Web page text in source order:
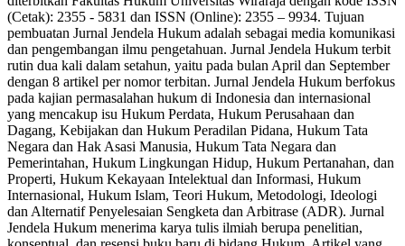
(Cetak): 2355 - 5831 dan ISSN (Online): 2355 – 9934. Tujuan
pembuatan Jurnal Jendela Hukum adalah sebagai media komunikasi
dan pengembangan ilmu pengetahuan. Jurnal Jendela Hukum terbit
rutin dua kali dalam setahun, yaitu pada bulan April dan September
dengan 8 artikel per nomor terbitan. Jurnal Jendela Hukum berfokus
pada kajian permasalahan hukum di Indonesia dan internasional
yang mencakup isu Hukum Perdata, Hukum Perusahaan dan
Dagang, Kebijakan dan Hukum Peradilan Pidana, Hukum Tata
Negara dan Hak Asasi Manusia, Hukum Tata Negara dan
Pemerintahan, Hukum Lingkungan Hidup, Hukum Pertanahan, dan
Properti, Hukum Kekayaan Intelektual dan Informasi, Hukum
Internasional, Hukum Islam, Teori Hukum, Metodologi, Ideologi
dan Alternatif Penyelesaian Sengketa dan Arbitrase (ADR). Jurnal
Jendela Hukum menerima karya tulis ilmiah berupa penelitian,